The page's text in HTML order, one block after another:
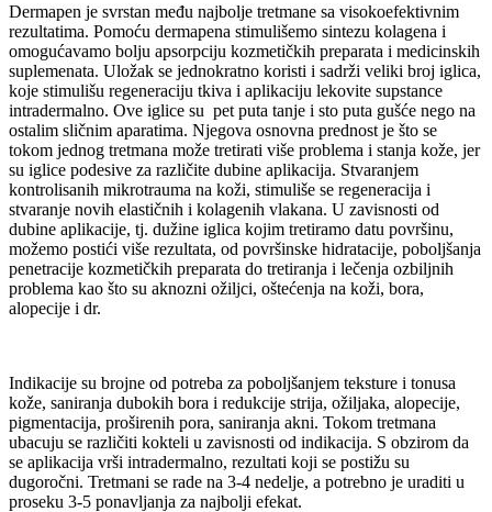
Dermapen je svrstan među najbolje tretmane sa visokoefektivnim
rezultatima. Pomoću dermapena stimulišemo sintezu kolagena i
omogućavamo bolju apsorpciju kozmetičkih preparata i medicinskih
suplemenata. Uložak se jednokratno koristi i sadrži veliki broj iglica,
koje stimulišu regeneraciju tkiva i aplikaciju lekovite supstance
intradermalno. Ove iglice su pet puta tanje i sto puta gušće nego na
ostalim sličnim aparatima. Njegova osnovna prednost je što se
tokom jednog tretmana može tretirati više problema i stanja kože, jer
su iglice podesive za različite dubine aplikacija. Stvaranjem
kontrolisanih mikrotrauma na koži, stimuliše se regeneracija i
stvaranje novih elastičnih i kolagenih vlakana. U zavisnosti od
dubine aplikacije, tj. dužine iglica kojim tretiramo datu površinu,
možemo postići više rezultata, od površinske hidratacije, poboljšanja
penetracije kozmetičkih preparata do tretiranja i lečenja ozbiljnih
problema kao što su aknozni ožiljci, oštećenja na koži, bora,
alopecije i dr.
Indikacije su brojne od potreba za poboljšanjem teksture i tonusa
kože, saniranja dubokih bora i redukcije strija, ožiljaka, alopecije,
pigmentacija, proširenih pora, saniranja akni. Tokom tretmana
ubacuju se različiti kokteli u zavisnosti od indikacija. S obzirom da
se aplikacija vrši intradermalno, rezultati koji se postižu su
dugoročni. Tretmani se rade na 3-4 nedelje, a potrebno je uraditi u
proseku 3-5 ponavljanja za najbolji efekat.